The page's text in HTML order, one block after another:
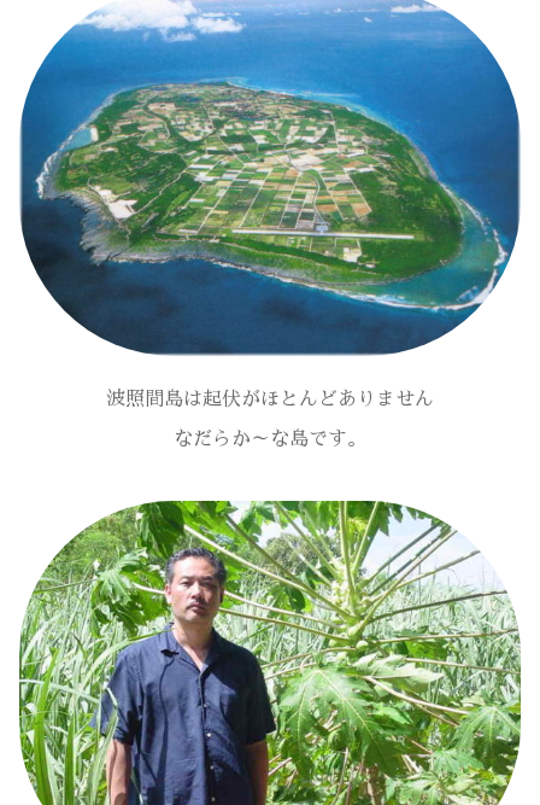
波照間島は起伏がほとんどありません
なだらか～な島です。